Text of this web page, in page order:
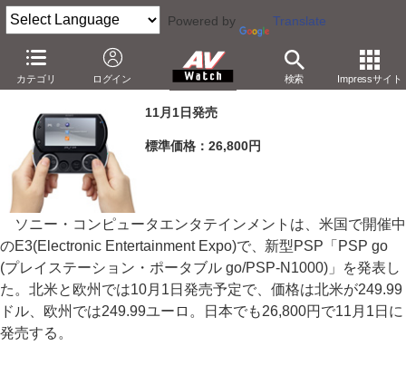
Powered by Translate
カテゴリ ログイン 検索 Impressサイト
SCE、UMDを省き小型化した「PSP go」を発表
－日本では11月1日発売、26,800円
11月1日発売
標準価格：26,800円
ソニー・コンピュータエンタテインメントは、米国で開催中
のE3(Electronic Entertainment Expo)で、新型PSP「PSP go
(プレイステーション・ポータブル go/PSP-N1000)」を発表し
た。北米と欧州では10月1日発売予定で、価格は北米が249.99
ドル、欧州では249.99ユーロ。日本でも26,800円で11月1日に
発売する。